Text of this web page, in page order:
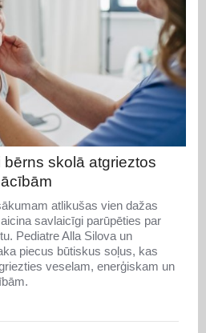
skolā atgrieztos
atlikušas vien dažas
savlaicīgi parūpēties par
Pediatre Alla Silova un
piecus būtiskus soļus, kas
veselam, enerģiskam un